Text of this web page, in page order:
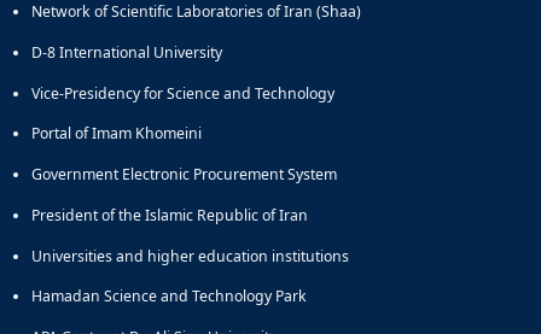
Network of Scientific Laboratories of Iran (Shaa)
D-8 International University
Vice-Presidency for Science and Technology
Portal of Imam Khomeini
Government Electronic Procurement System
President of the Islamic Republic of Iran
Universities and higher education institutions
Hamadan Science and Technology Park